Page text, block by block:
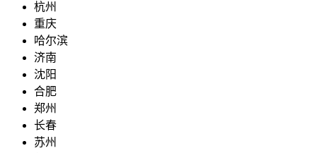
杭州
重庆
哈尔滨
济南
沈阳
合肥
郑州
长春
苏州